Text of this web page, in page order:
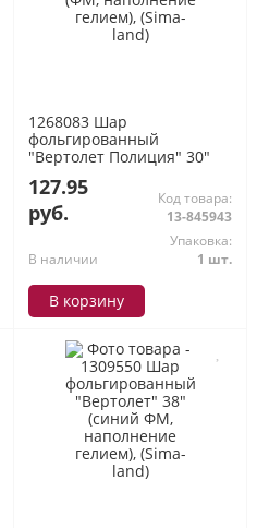
1268083 Шар
фольгированный
"Вертолет Полиция" 30"
(Sima-land)
127.95
руб.
Код товара:
13-845943
В наличии
Упаковка:
1 шт.
В корзину